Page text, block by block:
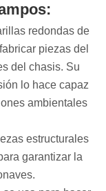
redondas de
piezas del
del chasis. Su
lo hace capaz
ambientales
estructurales
garantizar la